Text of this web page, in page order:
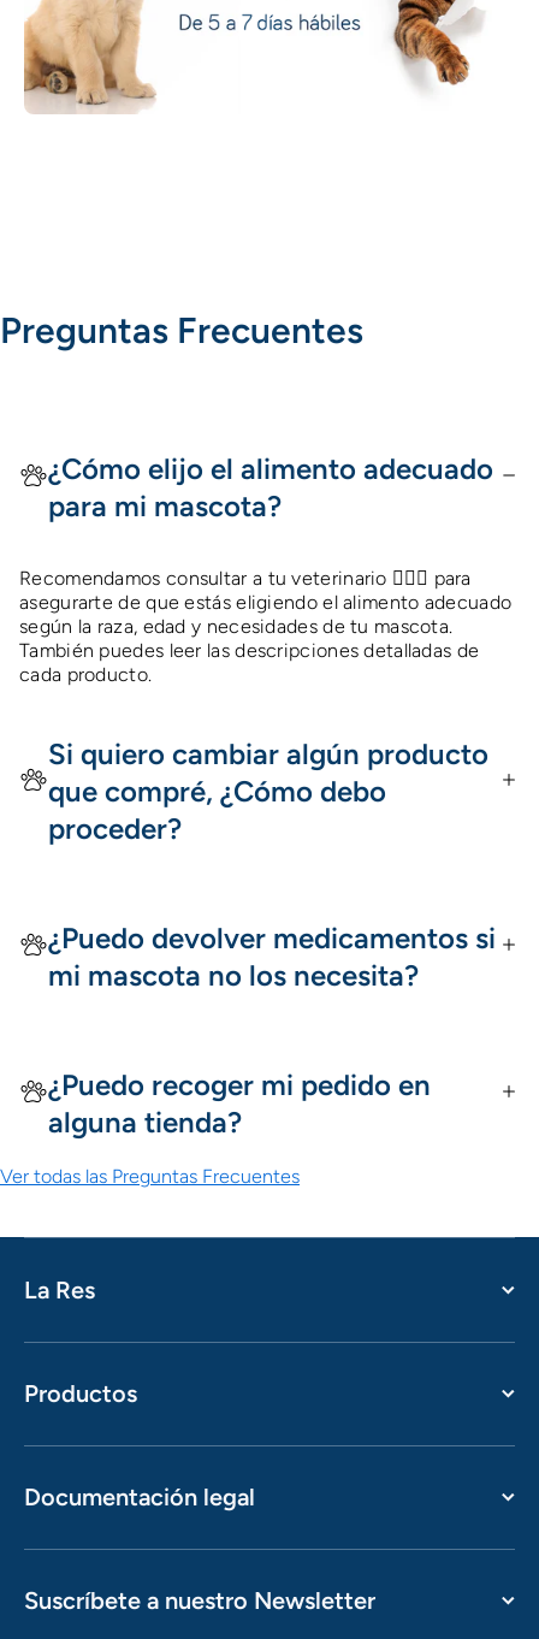
Preguntas Frecuentes
¿Cómo elijo el alimento adecuado
para mi mascota?
Recomendamos consultar a tu veterinario 👩🏻‍⚕️ para
asegurarte de que estás eligiendo el alimento adecuado
según la raza, edad y necesidades de tu mascota.
También puedes leer las descripciones detalladas de
cada producto.
Si quiero cambiar algún producto
que compré, ¿Cómo debo
proceder?
¿Puedo devolver medicamentos si
mi mascota no los necesita?
¿Puedo recoger mi pedido en
alguna tienda?
Ver todas las Preguntas Frecuentes
La Res
Productos
Documentación legal
Suscríbete a nuestro Newsletter